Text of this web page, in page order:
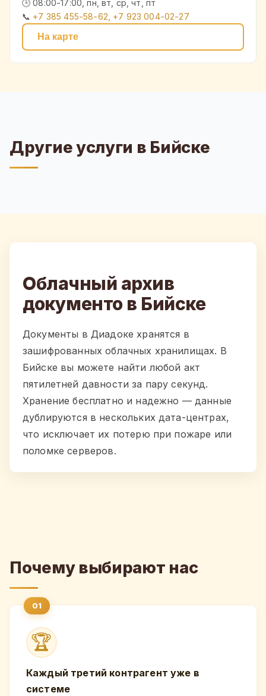
🕒 08:00-17:00, пн, вт, ср, чт, пт
📞 +7 385 455-58-62, +7 923 004-02-27
На карте
Другие услуги в Бийске
Облачный архив
документо в Бийске
Документы в Диадоке хранятся в
зашифрованных облачных хранилищах. В
Бийске вы можете найти любой акт
пятилетней давности за пару секунд.
Хранение бесплатно и надежно — данные
дублируются в нескольких дата-центрах,
что исключает их потерю при пожаре или
поломке серверов.
Почему выбирают нас
🏆
Каждый третий контрагент уже в
системе